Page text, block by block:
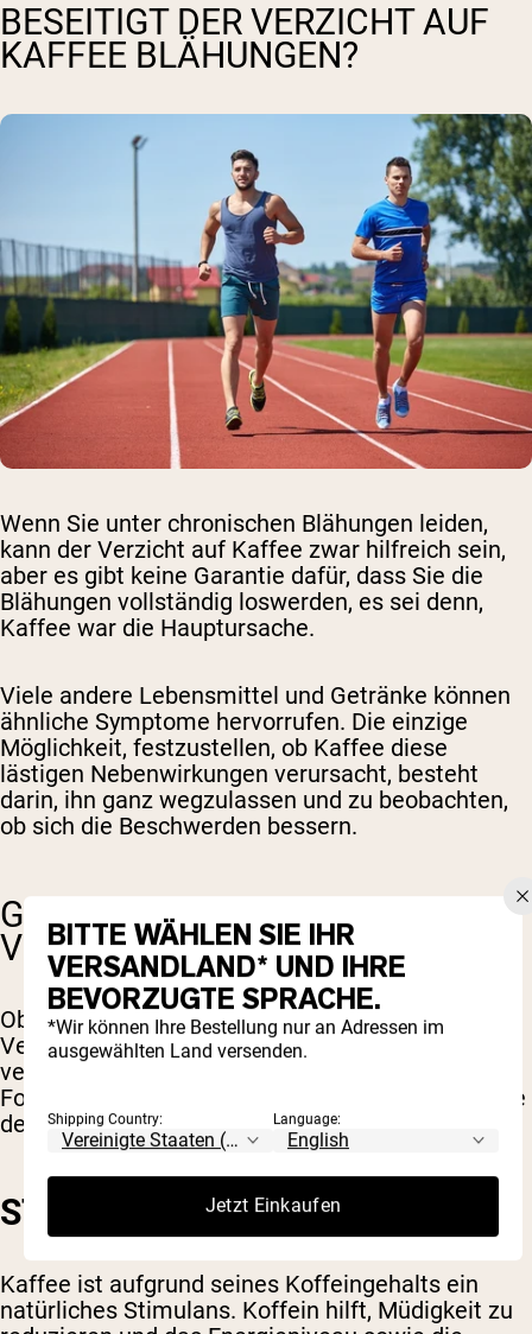
BESEITIGT DER VERZICHT AUF
KAFFEE BLÄHUNGEN?
Wenn Sie unter chronischen Blähungen leiden,
kann der Verzicht auf Kaffee zwar hilfreich sein,
aber es gibt keine Garantie dafür, dass Sie die
Blähungen vollständig loswerden, es sei denn,
Kaffee war die Hauptursache.
Viele andere Lebensmittel und Getränke können
ähnliche Symptome hervorrufen. Die einzige
Möglichkeit, festzustellen, ob Kaffee diese
lästigen Nebenwirkungen verursacht, besteht
darin, ihn ganz wegzulassen und zu beobachten,
ob sich die Beschwerden bessern.
GESUNDHEITLICHE VORTEILE
VON KAFFEE
Obwohl Kaffeetrinken zu
Verdauungsbeschwerden führen kann, bietet er
verschiedene gesundheitliche Vorteile. Im
Folgenden finden Sie einige der positiven Aspekte
des Kaffeetrinkens.
STEIGERT DIE ENERGIE
Kaffee ist aufgrund seines Koffeingehalts ein
natürliches Stimulans. Koffein hilft, Müdigkeit zu
BITTE WÄHLEN SIE IHR
VERSANDLAND* UND IHRE
BEVORZUGTE SPRACHE.
*Wir können Ihre Bestellung nur an Adressen im
ausgewählten Land versenden.
Shipping Country: Language:
Jetzt Einkaufen